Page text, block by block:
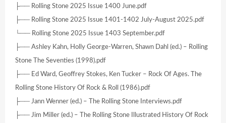
├── Rolling Stone 2025 Issue 1400 June.pdf
├── Rolling Stone 2025 Issue 1401-1402 July-August 2025.pdf
└── Rolling Stone 2025 Issue 1403 September.pdf
├── Ashley Kahn, Holly George-Warren, Shawn Dahl (ed.) – Rolling
Stone The Seventies (1998).pdf
├── Ed Ward, Geoffrey Stokes, Ken Tucker – Rock Of Ages. The
Rolling Stone History Of Rock & Roll (1986).pdf
├── Jann Wenner (ed.) – The Rolling Stone Interviews.pdf
├── Jim Miller (ed.) – The Rolling Stone Illustrated History Of Rock